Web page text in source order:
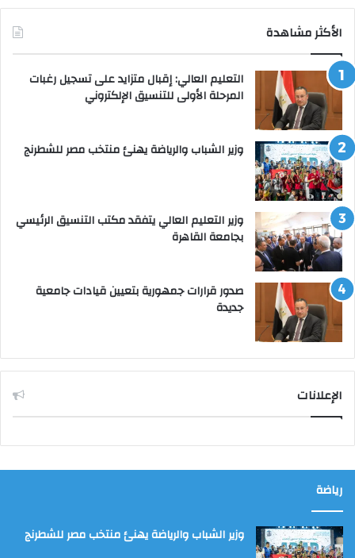
الأكثر مشاهدة
التعليم العالي: إقبال متزايد على تسجيل رغبات
المرحلة الأولى للتنسيق الإلكتروني
وزير الشباب والرياضة يهنئ منتخب مصر للشطرنج
وزير التعليم العالي يتفقد مكتب التنسيق الرئيسي
بجامعة القاهرة
صدور قرارات جمهورية بتعيين قيادات جامعية
جديدة
الإعلانات
رياضة
وزير الشباب والرياضة يهنئ منتخب مصر للشطرنج